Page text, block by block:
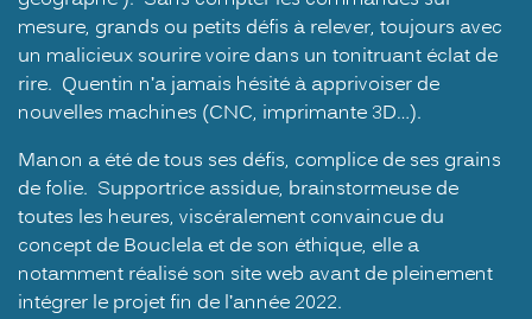
mesure, grands ou petits défis à relever, toujours avec
un malicieux sourire voire dans un tonitruant éclat de
rire. Quentin n’a jamais hésité à apprivoiser de
nouvelles machines (CNC, imprimante 3D…).
Manon a été de tous ses défis, complice de ses grains
de folie. Supportrice assidue, brainstormeuse de
toutes les heures, viscéralement convaincue du
concept de Bouclela et de son éthique, elle a
notamment réalisé son site web avant de pleinement
intégrer le projet fin de l’année 2022.